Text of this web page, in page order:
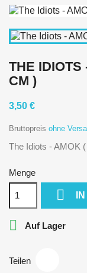
THE IDIOTS
CM )
3,50 €
Bruttopreis ohne
The Idiots - AMOK
Menge

 Auf Lager
Teilen